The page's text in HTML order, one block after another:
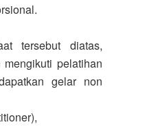
tersebut diatas,
pelatihan
gelar non